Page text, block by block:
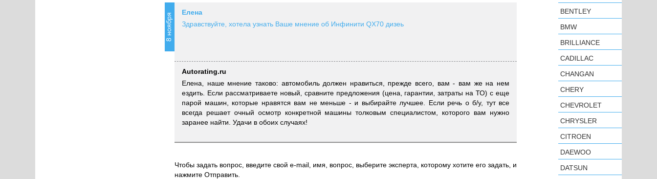
8 ноября
Елена
Здравствуйте, хотела узнать Ваше мнение об Инфинити QX70 дизеь
Autorating.ru
Елена, наше мнение таково: автомобиль должен нравиться, прежде всего, вам - вам же на нем
ездить. Если рассматриваете новый, сравните предложения (цена, гарантии, затраты на ТО) с еще
парой машин, которые нравятся вам не меньше - и выбирайте лучшее. Если речь о б/у, тут все
всегда решает очный осмотр конкретной машины толковым специалистом, которого вам нужно
заранее найти. Удачи в обоих случаях!
Чтобы задать вопрос, введите свой e-mail, имя, вопрос, выберите эксперта, которому хотите его задать, и
нажмите Отправить.
BENTLEY
BMW
BRILLIANCE
CADILLAC
CHANGAN
CHERY
CHEVROLET
CHRYSLER
CITROEN
DAEWOO
DATSUN